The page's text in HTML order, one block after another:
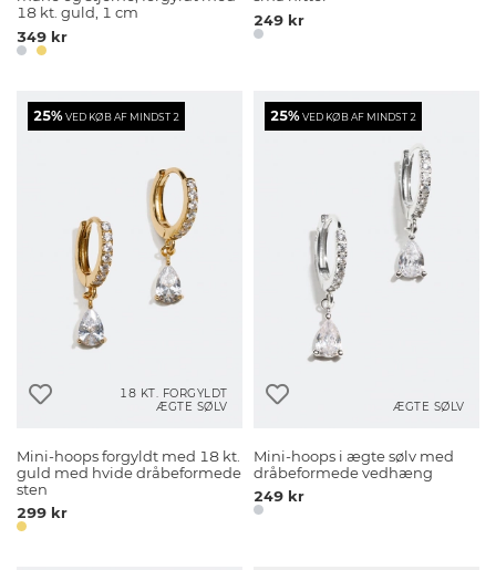
18 kt. guld, 1 cm
349 kr
249 kr
25%VED KØB AF MINDST 2
18 KT. FORGYLDT
ÆGTE SØLV
Mini-hoops forgyldt med 18 kt.
guld med hvide dråbeformede
sten
299 kr
25%VED KØB AF MINDST 2
ÆGTE SØLV
Mini-hoops i ægte sølv med
dråbeformede vedhæng
249 kr